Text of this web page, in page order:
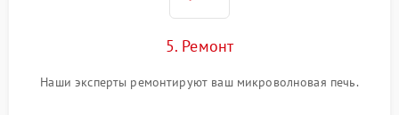
5. Ремонт
Наши эксперты ремонтируют ваш микроволновая печь.